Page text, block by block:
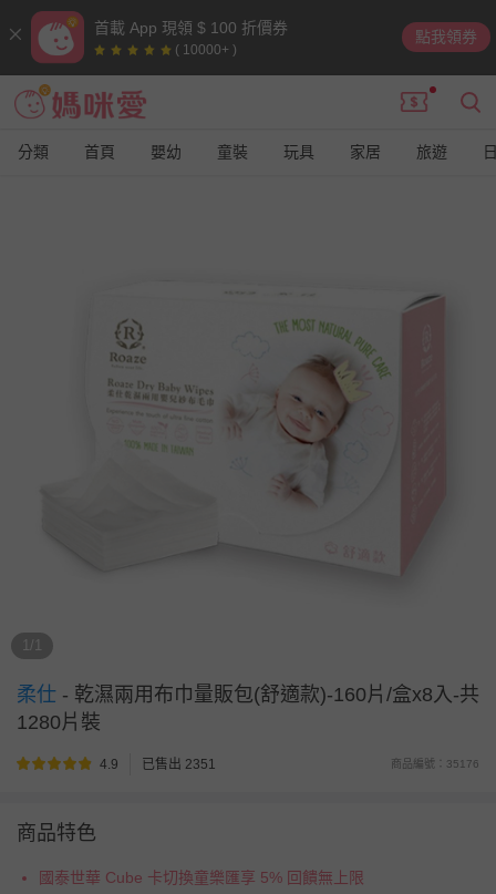
首載 App 現領 $ 100 折價券
( 10000+ )
點我領券
分類 首頁 嬰幼 童裝 玩具 家居 旅遊
1/1
柔仕 - 乾濕兩用布巾量販包(舒適款)-160片/盒x8入-共
1280片裝
4.9 已售出 2351 商品編號：35176
商品特色
國泰世華 Cube 卡切換童樂匯享 5% 回饋無上限